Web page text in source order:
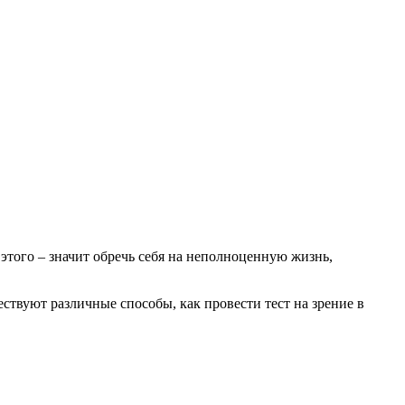
– значит обречь себя на неполноценную жизнь,
различные способы, как провести тест на зрение в